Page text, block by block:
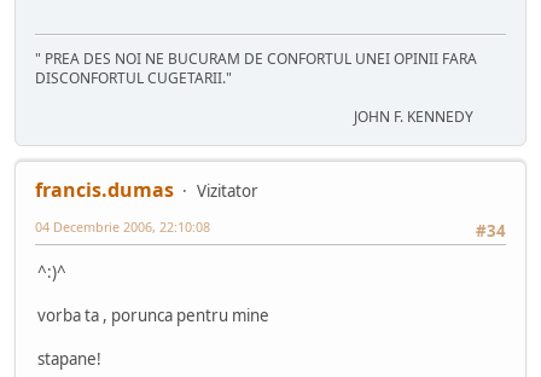
" PREA DES NOI NE BUCURAM DE CONFORTUL UNEI OPINII FARA
DISCONFORTUL CUGETARII."
JOHN F. KENNEDY
francis.dumas
Vizitator
#34
04 Decembrie 2006, 22:10:08
^:)^
vorba ta , porunca pentru mine
stapane!